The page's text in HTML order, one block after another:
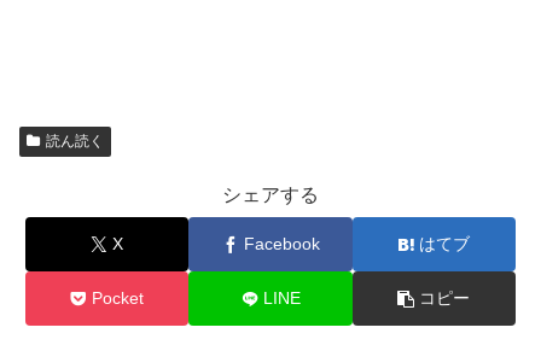
読ん読く
シェアする
X Facebook はてブ
Pocket LINE コピー